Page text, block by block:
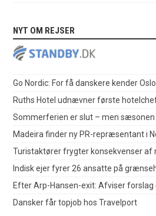
NYT OM REJSER
Go Nordic: For få danskere kender Oslo
Ruths Hotel udnævner første
Sommerferien er slut – men sæsonen
Madeira finder ny PR-repræsentant i
Turistaktører frygter konsekvenser af
Indisk ejer fyrer 26 ansatte på
Efter Arp-Hansen-exit: Afviser forslag
Dansker får topjob hos Travelport